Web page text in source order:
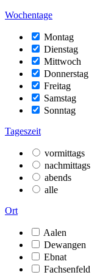
Wochentage
Montag
Dienstag
Mittwoch
Donnerstag
Freitag
Samstag
Sonntag
Tageszeit
vormittags
nachmittags
abends
alle
Ort
Aalen
Dewangen
Ebnat
Fachsenfeld